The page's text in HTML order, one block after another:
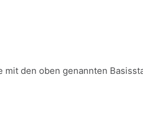
mit den oben genannten